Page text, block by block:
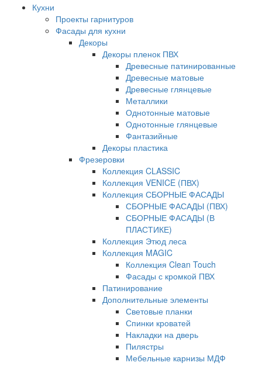
Кухни
Проекты гарнитуров
Фасады для кухни
Декоры
Декоры пленок ПВХ
Древесные патинированные
Древесные матовые
Древесные глянцевые
Металлики
Однотонные матовые
Однотонные глянцевые
Фантазийные
Декоры пластика
Фрезеровки
Коллекция CLASSIC
Коллекция VENICE (ПВХ)
Коллекция СБОРНЫЕ ФАСАДЫ
СБОРНЫЕ ФАСАДЫ (ПВХ)
СБОРНЫЕ ФАСАДЫ (В
ПЛАСТИКЕ)
Коллекция Этюд леса
Коллекция MAGIC
Коллекция Clean Touch
Фасады с кромкой ПВХ
Патинирование
Дополнительные элементы
Световые планки
Спинки кроватей
Накладки на дверь
Пилястры
Мебельные карнизы МДФ